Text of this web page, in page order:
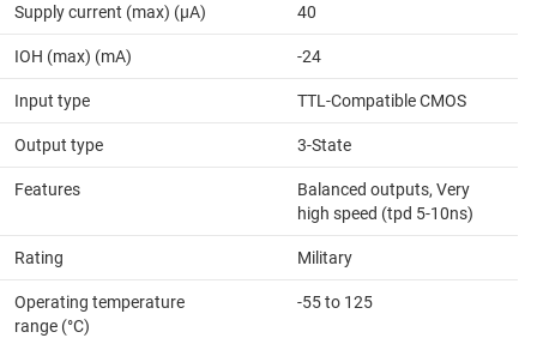
Supply current (max) (µA) 40
IOH (max) (mA) -24
Input type TTL-Compatible CMOS
Output type 3-State
Features
Balanced outputs, Very
high speed (tpd 5-10ns)
Rating Military
Operating temperature
range (°C)
-55 to 125